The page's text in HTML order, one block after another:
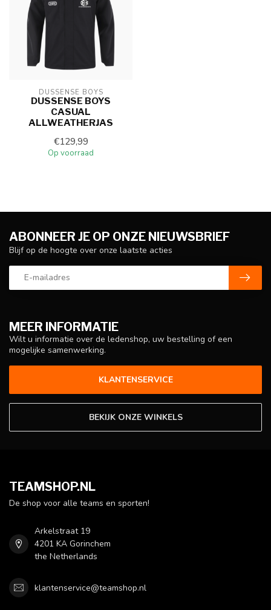
DUSSENSE BOYS
DUSSENSE BOYS
CASUAL
ALLWEATHERJAS
€129,99
Op voorraad
MEER INFORMATIE
Wilt u informatie over de ledenshop, uw bestelling of een
mogelijke samenwerking.
KLANTENSERVICE
BEKIJK ONZE WINKELS
ABONNEER JE OP ONZE NIEUWSBRIEF
Blijf op de hoogte over onze laatste acties
TEAMSHOP.NL
De shop voor alle teams en sporten!
Arkelstraat 19
4201 KA Gorinchem
the Netherlands
klantenservice@teamshop.nl